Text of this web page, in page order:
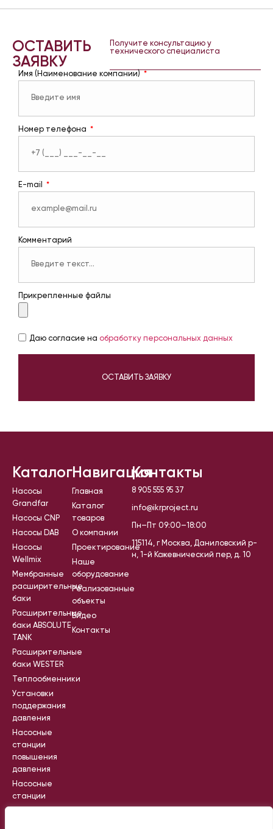
ОСТАВИТЬ
ЗАЯВКУ
Получите консультацию у
технического специалиста
Имя (Наименование компании)
Номер телефона
E-mail
Комментарий
Прикрепленные файлы
Даю согласие на обработку персональных данных
ОСТАВИТЬ ЗАЯВКУ
Каталог
Насосы
Grandfar
Насосы CNP
Насосы DAB
Насосы
Wellmix
Мембранные
расширительные
баки
Расширительные
баки ABSOLUTE
TANK
Расширительные
баки WESTER
Теплообменники
Установки
поддержания
давления
Насосные
станции
повышения
давления
Насосные
станции
пожаротушения
Навигация
Главная
Каталог
товаров
О компании
Проектирование
Наше
оборудование
Реализованные
объекты
Видео
Контакты
Контакты
8 905 555 95 37
info@ikrproject.ru
Пн–Пт 09:00–18:00
115114, г Москва, Даниловский р-
н, 1-й Кожевнический пер, д. 10